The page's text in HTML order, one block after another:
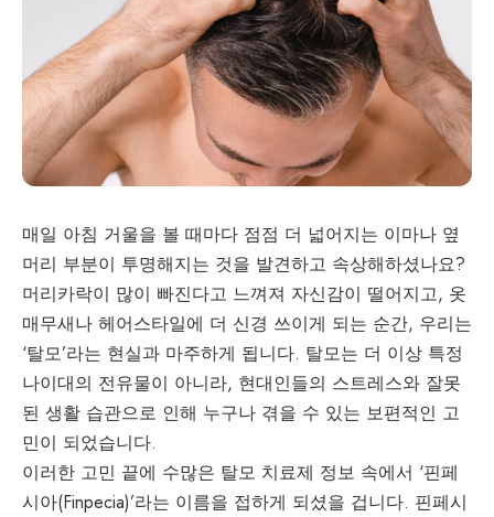
매일 아침 거울을 볼 때마다 점점 더 넓어지는 이마나 옆
머리 부분이 투명해지는 것을 발견하고 속상해하셨나요?
머리카락이 많이 빠진다고 느껴져 자신감이 떨어지고, 옷
매무새나 헤어스타일에 더 신경 쓰이게 되는 순간, 우리는
‘탈모’라는 현실과 마주하게 됩니다. 탈모는 더 이상 특정
나이대의 전유물이 아니라, 현대인들의 스트레스와 잘못
된 생활 습관으로 인해 누구나 겪을 수 있는 보편적인 고
민이 되었습니다.
이러한 고민 끝에 수많은 탈모 치료제 정보 속에서 ‘핀페
시아(Finpecia)’라는 이름을 접하게 되셨을 겁니다. 핀페시